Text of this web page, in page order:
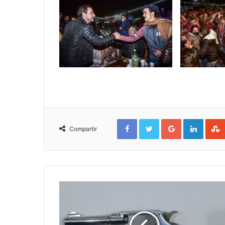
Compartir
FacebookTwitterGoogle+